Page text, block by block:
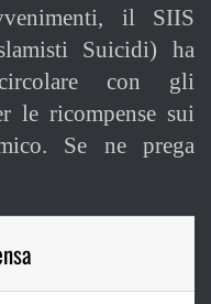
il SIIS
Suicidi) ha
con gli
le ricompense sui
Se ne prega